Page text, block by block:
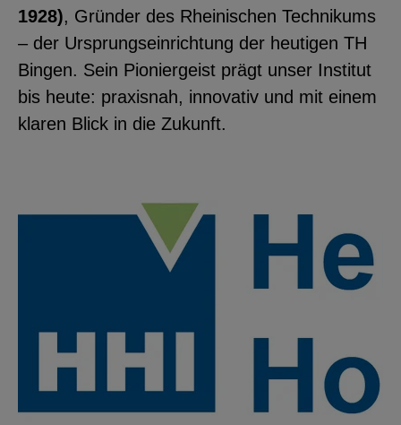
1928), Gründer des Rheinischen Technikums
– der Ursprungseinrichtung der heutigen TH
Bingen. Sein Pioniergeist prägt unser Institut
bis heute: praxisnah, innovativ und mit einem
klaren Blick in die Zukunft.